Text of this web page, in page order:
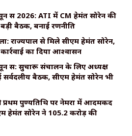
सत्र 2026: ATI में CM हेमंत सोरेन की
बड़ी बैठक, बनाई रणनीति
राज्यपाल से मिले सीएम हेमंत सोरेन,
का दिया आश्वासन
सत्र: सुचारू संचालन के लिए अध्यक्ष
सर्वदलीय बैठक, सीएम हेमंत सोरेन भी
प्रथम पुण्यतिथि पर नेमरा में आदमकद
हेमंत सोरेन ने 105.2 करोड़ की